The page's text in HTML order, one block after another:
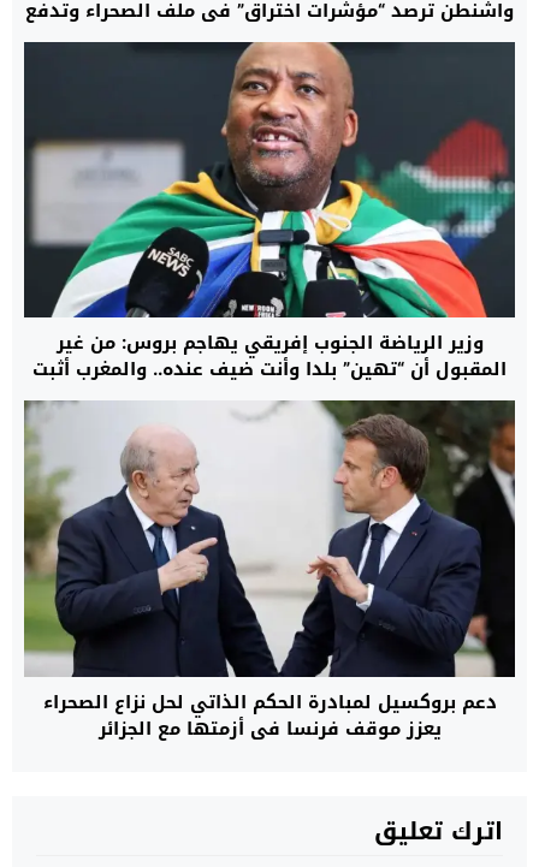
واشنطن ترصد “مؤشرات اختراق” في ملف الصحراء وتدفع
بالمسار الأممي نحو تسوية واقعية تنهي نزاع الخمسة
عقود
وزير الرياضة الجنوب إفريقي يهاجم بروس: من غير
المقبول أن “تهين” بلدا وأنت ضيف عنده.. والمغرب أثبت
للعالم قدرة إفريقيا على احتضان تظاهرات كبرى
دعم بروكسيل لمبادرة الحكم الذاتي لحل نزاع الصحراء
يعزز موقف فرنسا في أزمتها مع الجزائر
اترك تعليق